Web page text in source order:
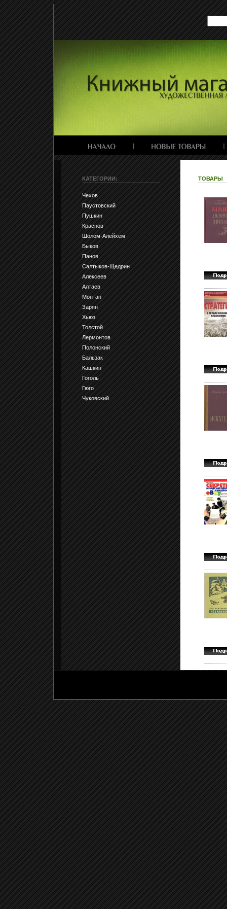
КАТЕГОРИИ:
Чехов
Паустовский
Пушкин
Краснов
Шолом-Алейхем
Быков
Панов
Салтыков-Щедрин
Алексеев
Алтаев
Монтан
Зарян
Хьюз
Толстой
Лермонтов
Полонский
Бальзак
Кашкин
Гоголь
Гюго
Чуковский
ТОВАРЫ